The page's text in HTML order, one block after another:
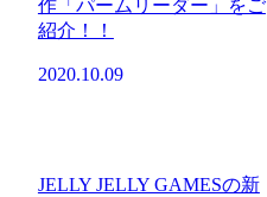
作「パームリーダー」をご
紹介！！
2020.10.09
JELLY JELLY GAMESの新